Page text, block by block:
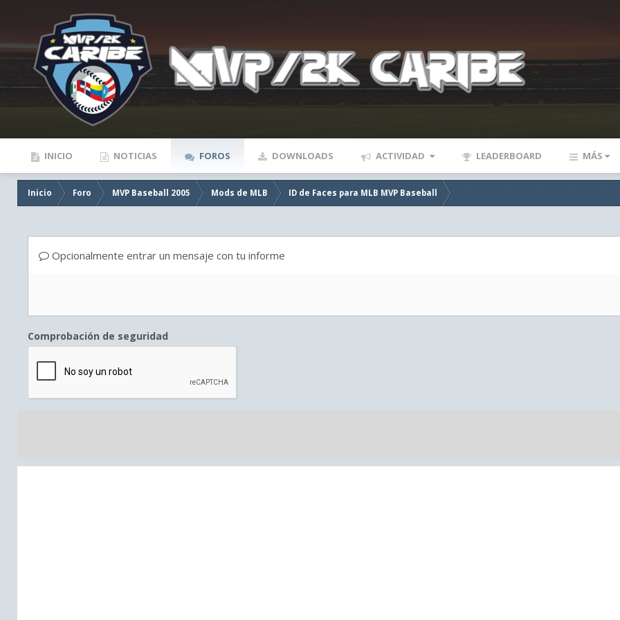
INICIO NOTICIAS FOROS DOWNLOADS ACTIVIDAD LEADERBOARD MÁS
Inicio Foro MVP Baseball 2005 Mods de MLB ID de Faces para MLB MVP Baseball
Opcionalmente entrar un mensaje con tu informe
Comprobación de seguridad